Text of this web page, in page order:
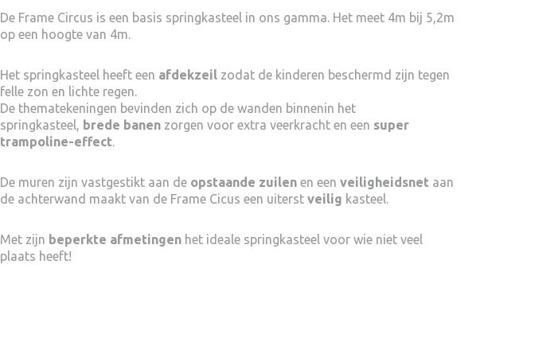
De Frame Circus is een basis springkasteel in ons gamma. Het meet 4m bij 5,2m
op een hoogte van 4m.
Het springkasteel heeft een afdekzeilzodat de kinderen beschermd zijn tegen
felle zon en lichte regen.
De thematekeningen bevinden zich op de wanden binnenin het
springkasteel, brede banenzorgen voor extra veerkracht en een super
trampoline-effect.
De muren zijn vastgestikt aan de opstaande zuilenen een veiligheidsnet aan
de achterwand maakt van de Frame Cicus een uiterst veilig kasteel.
Met zijn beperkte afmetingenhet ideale springkasteel voor wie niet veel
plaats heeft!